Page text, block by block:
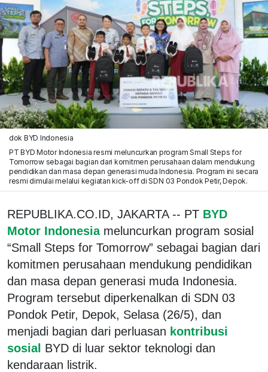
dok BYD Indonesia
PT BYD Motor Indonesia resmi meluncurkan program Small Steps for
Tomorrow sebagai bagian dari komitmen perusahaan dalam mendukung
pendidikan dan masa depan generasi muda Indonesia. Program ini secara
resmi dimulai melalui kegiatan kick-off di SDN 03 Pondok Petir, Depok.
REPUBLIKA.CO.ID, JAKARTA -- PT BYD
Motor Indonesia meluncurkan program sosial
“Small Steps for Tomorrow” sebagai bagian dari
komitmen perusahaan mendukung pendidikan
dan masa depan generasi muda Indonesia.
Program tersebut diperkenalkan di SDN 03
Pondok Petir, Depok, Selasa (26/5), dan
menjadi bagian dari perluasan kontribusi
sosial BYD di luar sektor teknologi dan
kendaraan listrik.